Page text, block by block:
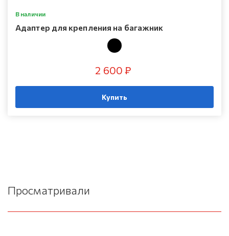
В наличии
Адаптер для крепления на багажник
2 600 ₽
Купить
Просматривали